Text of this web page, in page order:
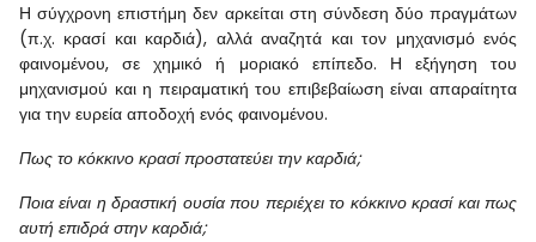
Η σύγχρονη επιστήμη δεν αρκείται στη σύνδεση δύο πραγμάτων
(π.χ. κρασί και καρδιά), αλλά αναζητά και τον μηχανισμό ενός
φαινομένου, σε χημικό ή μοριακό επίπεδο. Η εξήγηση του
μηχανισμού και η πειραματική του επιβεβαίωση είναι απαραίτητα
για την ευρεία αποδοχή ενός φαινομένου.
Πως το κόκκινο κρασί προστατεύει την καρδιά;
Ποια είναι η δραστική ουσία που περιέχει το κόκκινο κρασί και πως
αυτή επιδρά στην καρδιά;